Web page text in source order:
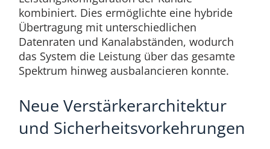
kombiniert. Dies ermöglichte eine hybride
Übertragung mit unterschiedlichen
Datenraten und Kanalabständen, wodurch
das System die Leistung über das gesamte
Spektrum hinweg ausbalancieren konnte.
Neue Verstärkerarchitektur
und Sicherheitsvorkehrungen